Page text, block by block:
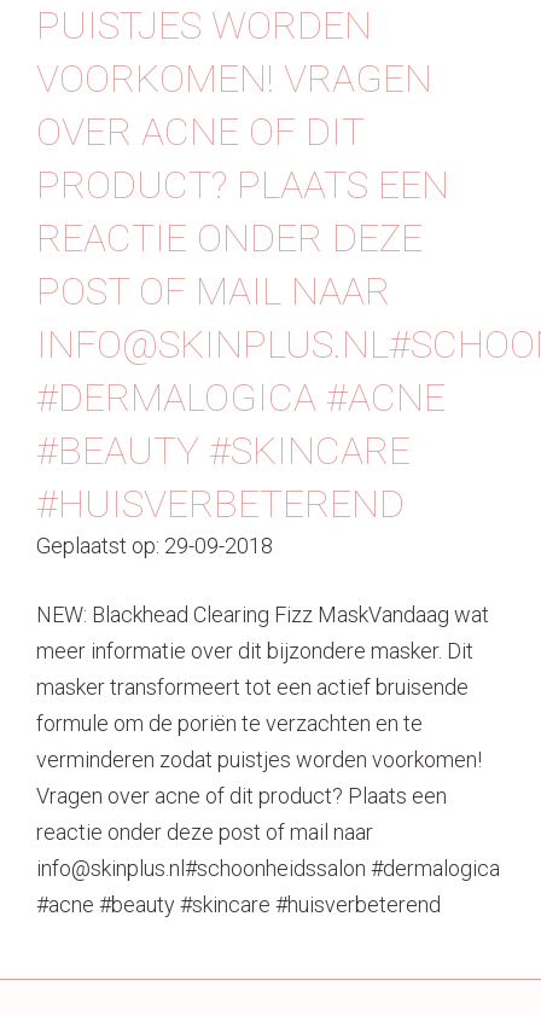
PUISTJES WORDEN
VOORKOMEN! VRAGEN
OVER ACNE OF DIT
PRODUCT? PLAATS EEN
REACTIE ONDER DEZE
POST OF MAIL NAAR
#DERMALOGICA #ACNE
#BEAUTY #SKINCARE
#HUISVERBETEREND
Geplaatst op: 29-09-2018
NEW: Blackhead Clearing Fizz MaskVandaag wat
meer informatie over dit bijzondere masker. Dit
masker transformeert tot een actief bruisende
formule om de poriën te verzachten en te
verminderen zodat puistjes worden voorkomen!
Vragen over acne of dit product? Plaats een
reactie onder deze post of mail naar
info@skinplus.nl#schoonheidssalon #dermalogica
#acne #beauty #skincare #huisverbeterend